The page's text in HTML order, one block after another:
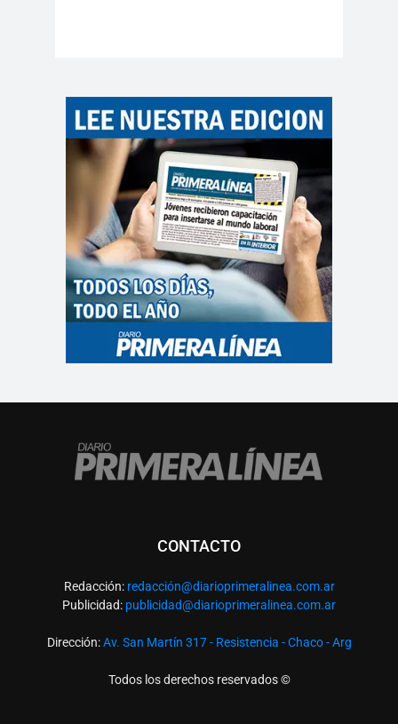
CONTACTO
Redacción: redacción@diarioprimeralinea.com.ar
Publicidad: publicidad@diarioprimeralinea.com.ar
Dirección:Av. San Martín 317 - Resistencia - Chaco - Arg
Todos los derechos reservados ©